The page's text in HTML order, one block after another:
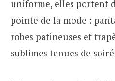
uniforme, elles portent
pointe de la mode :
robes patineuses et
sublimes tenues de